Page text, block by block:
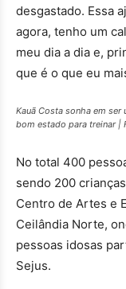
desgastado. Essa
agora, tenho um
meu dia a dia e,
que é o que eu
Kauã Costa sonha em
bom estado para treinar |
No total 400
sendo 200
Centro de Artes e
Ceilândia Norte,
pessoas idosas
Sejus.